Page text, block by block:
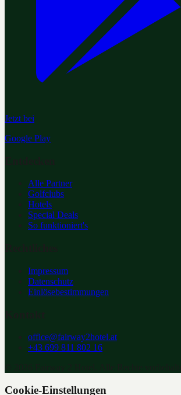
Jetzt bei
Google Play
Alle Partner
Golfclubs
Hotels
Special Deals
So funktioniert's
Impressum
Datenschutz
Einlösebestimmungen
office@fairway2hotel.at
+43 699 811 802 16
Cookie-Einstellungen